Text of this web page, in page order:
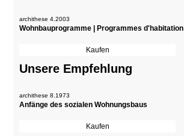
archithese 4.2003
Wohnbauprogramme | Programmes d'habitation
Unsere Empfehlung
archithese 8.1973
Anfänge des sozialen Wohnungsbaus